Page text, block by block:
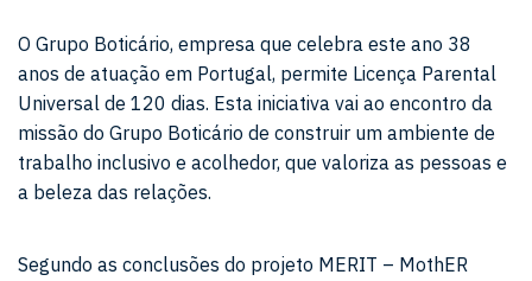
O Grupo Boticário, empresa que celebra este ano 38
anos de atuação em Portugal, permite Licença Parental
Universal de 120 dias. Esta iniciativa vai ao encontro da
missão do Grupo Boticário de construir um ambiente de
trabalho inclusivo e acolhedor, que valoriza as pessoas e
a beleza das relações.
Segundo as conclusões do projeto MERIT – MothER